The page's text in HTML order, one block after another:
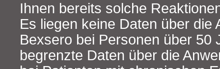
Ihnen bereits solche
Es liegen keine Daten über die
Bexsero bei Personen über 50
begrenzte Daten über die